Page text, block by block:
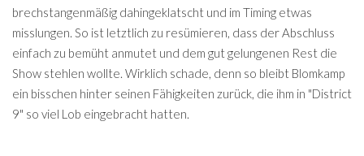
brechstangenmäßig dahingeklatscht und im Timing etwas
misslungen. So ist letztlich zu resümieren, dass der Abschluss
einfach zu bemüht anmutet und dem gut gelungenen Rest die
Show stehlen wollte. Wirklich schade, denn so bleibt Blomkamp
ein bisschen hinter seinen Fähigkeiten zurück, die ihm in "District
9" so viel Lob eingebracht hatten.